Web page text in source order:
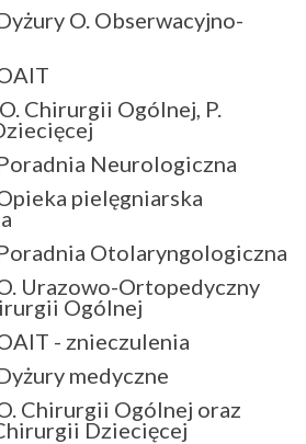
O. Obserwacyjno-
Chirurgii Ogólnej, P.
Neurologiczna
pielęgniarska
Otolaryngologiczna
Urazowo-Ortopedyczny
Ogólnej
- znieczulenia
medyczne
Chirurgii Ogólnej oraz
Dziecięcej